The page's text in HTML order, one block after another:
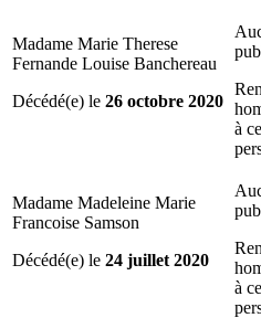
Madame Marie Therese
Fernande Louise Banchereau
Décédé(e) le 26 octobre 2020
à
Madame Madeleine Marie
Francoise Samson
Décédé(e) le 24 juillet 2020
à